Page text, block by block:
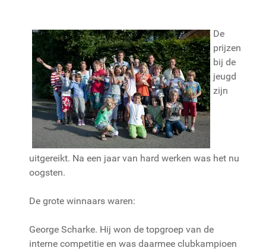
De
prijzen
bij de
jeugd
zijn
uitgereikt. Na een jaar van hard werken was het nu
oogsten.
De grote winnaars waren:
George Scharke. Hij won de topgroep van de
interne competitie en was daarmee clubkampioen